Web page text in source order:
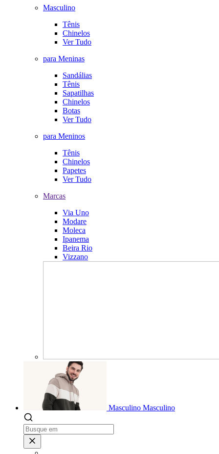
Masculino
Tênis
Chinelos
Ver Tudo
para Meninas
Sandálias
Tênis
Sapatilhas
Chinelos
Botas
Ver Tudo
para Meninos
Tênis
Chinelos
Papetes
Ver Tudo
Marcas
Via Uno
Modare
Moleca
Ipanema
Beira Rio
Vizzano
Masculino Masculino